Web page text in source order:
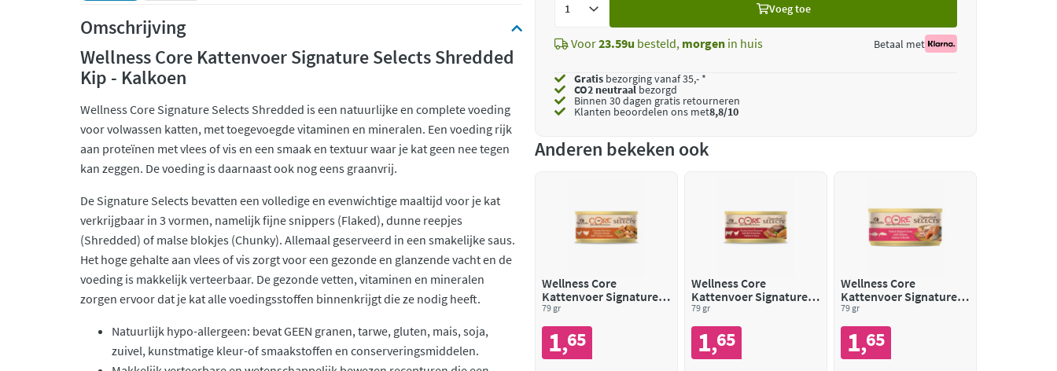
Omschrijving
Wellness Core Kattenvoer Signature Selects Shredded
Kip - Kalkoen
Wellness Core Signature Selects Shredded is een natuurlijke en complete voeding
voor volwassen katten, met toegevoegde vitaminen en mineralen. Een voeding rijk
aan proteïnen met vlees of vis en een smaak en textuur waar je kat geen nee tegen
kan zeggen. De voeding is daarnaast ook nog eens graanvrij.
De Signature Selects bevatten een volledige en evenwichtige maaltijd voor je kat
verkrijgbaar in 3 vormen, namelijk fijne snippers (Flaked), dunne reepjes
(Shredded) of malse blokjes (Chunky). Allemaal geserveerd in een smakelijke saus.
Het hoge gehalte aan vlees of vis zorgt voor een gezonde en glanzende vacht en de
voeding is makkelijk verteerbaar. De gezonde vetten, vitaminen en mineralen
zorgen ervoor dat je kat alle voedingsstoffen binnenkrijgt die ze nodig heeft.
Natuurlijk hypo-allergeen: bevat GEEN granen, tarwe, gluten, mais, soja,
zuivel, kunstmatige kleur-of smaakstoffen en conserveringsmiddelen.
Voeg toe
Voor23.59u besteld, morgen in huis Betaal met
Gratis bezorging vanaf 35,- *
CO2 neutraalbezorgd
Binnen 30 dagen gratis retourneren
Klanten beoordelen ons met8,8/10
Anderen bekeken ook
Wellness Core
Kattenvoer Signature
Selects Chunky Kip -
Kalkoen
79 gr
1,65
Wellness Core
Kattenvoer Signature
Selects Chunky Kip -
Rund
79 gr
1,65
Wellness Core
Kattenvoer Signature
Selects Flaked Tonijn -
Zalm
79 gr
1,65